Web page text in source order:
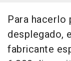
Para hacerlo
desplegado,
fabricante